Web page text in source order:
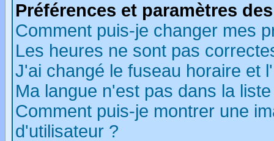
Préférences et paramètres
Comment puis-je changer mes
Les heures ne sont pas
J'ai changé le fuseau horaire et
Ma langue n'est pas dans la
Comment puis-je montrer une
d'utilisateur ?